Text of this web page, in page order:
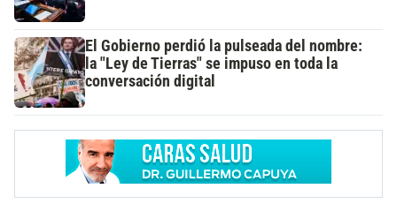
El Gobierno perdió la pulseada del nombre:
la "Ley de Tierras" se impuso en toda la
conversación digital